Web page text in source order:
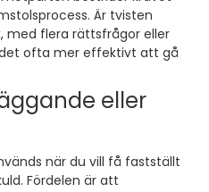
Är tvisten
med flera rättsfrågor eller
ofta mer effektivt att gå
eller
när du vill få fastställt
Fördelen är att